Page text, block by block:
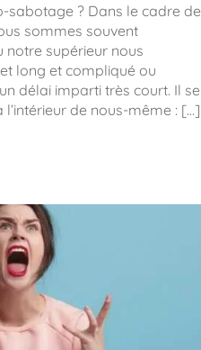
sabotage ? Dans le cadre de
sommes souvent
notre supérieur nous
long et compliqué ou
délai imparti très court. Il se
de nous-même : […]